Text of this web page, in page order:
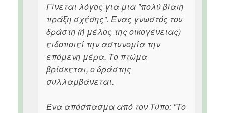
Γίνεται λόγος για μια "πολύ βίαιη
πράξη σχέσης". Ένας γνωστός του
δράστη (ή μέλος της οικογένειας)
ειδοποιεί την αστυνομία την
επόμενη μέρα. Το πτώμα
βρίσκεται, ο δράστης
συλλαμβάνεται.
Ένα απόσπασμα από τον Τύπο: "Το